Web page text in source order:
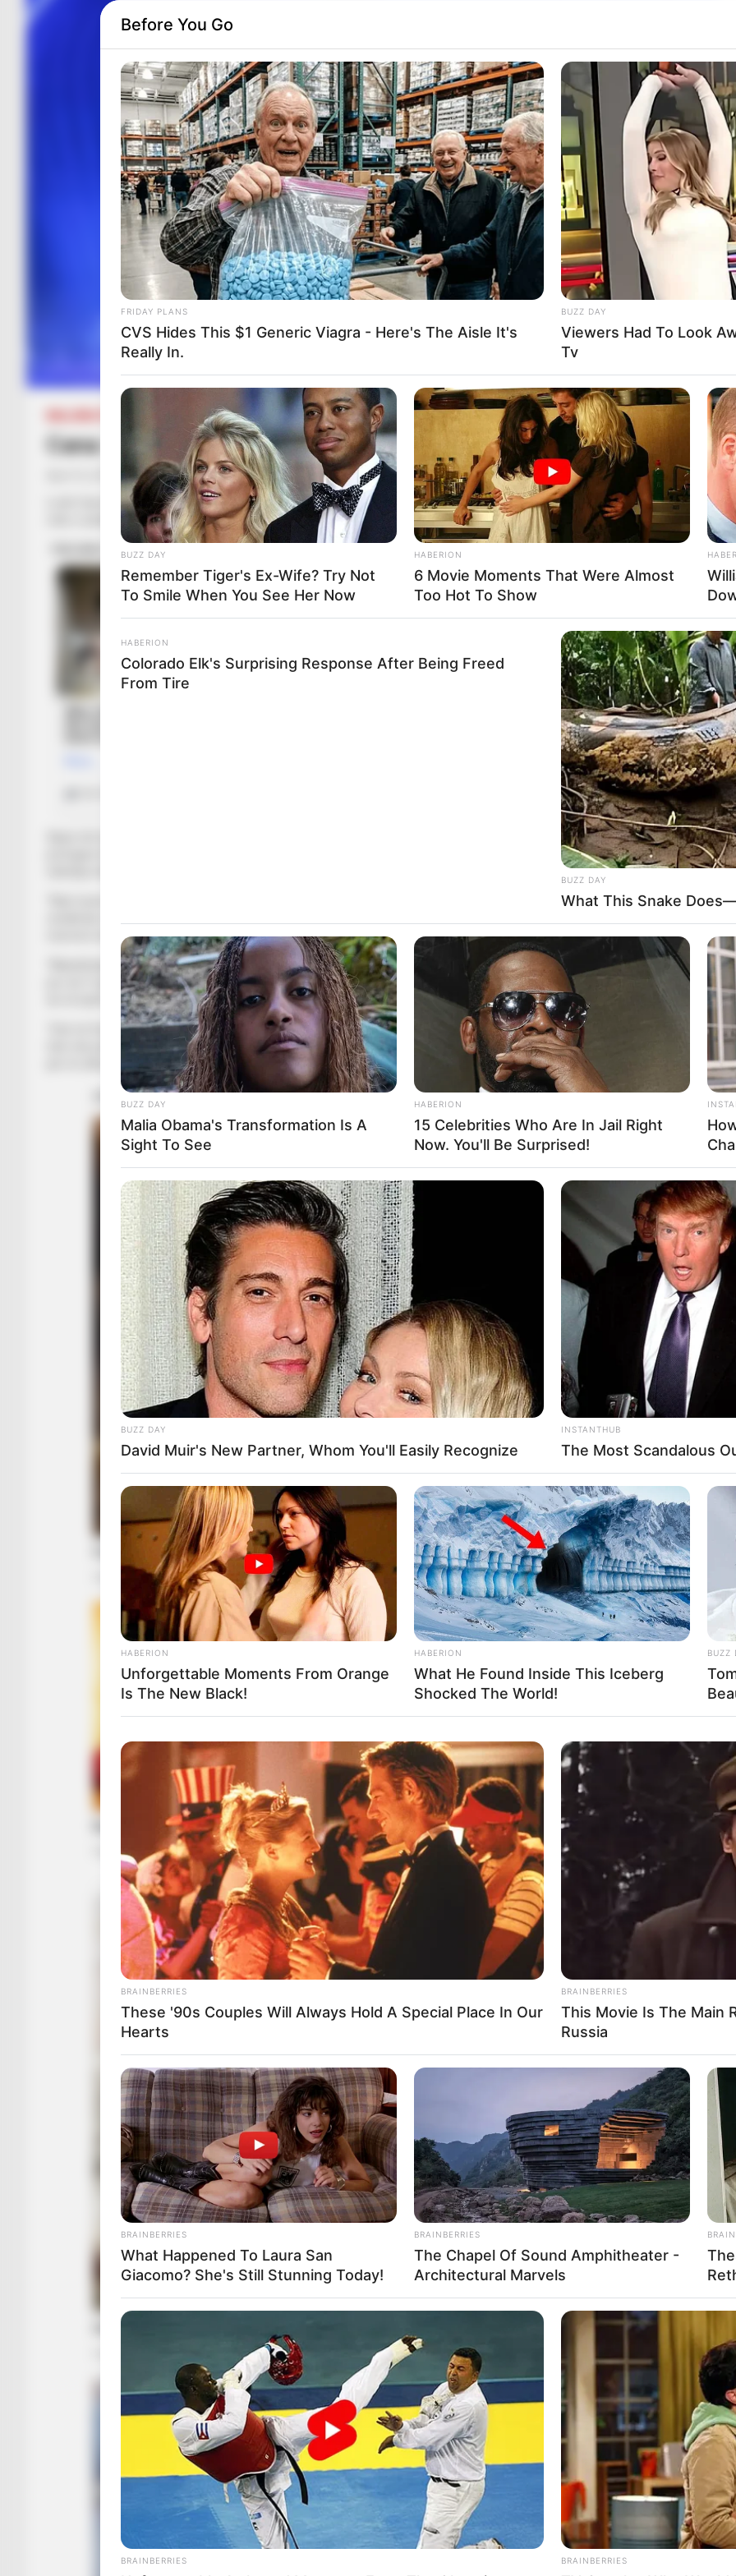
CHAMPIONS LEAGUE FUTBOLL BOTA KUPAT E EUROPËS
Cana: Ronaldo s’është dështim, Juventusi do t’ia dalë një ditë
Sport Ekspres
Lorik Cana ka komentuar eliminimin e Juventusit nga Ajaksi në televizionin “Vizion Plus ”, ku punon prej disa muajsh në
Sipas ish-kapitenit të kombëtares shqiptare transferimi i Ronaldos te Juventusi nuk mund të quhet dështim, pasi
portugezi ka shënuar shumë në Itali dhe ka treguar se di të bëjë diferencën në momente të rëndësishme siç ishte
“Nuk mund ta quajmë dështim transferimin e Ronaldos te Juventusi. Ka shënuar shumë gola në Itali, ndërsa ka qenë
merremi është gjendja e Juventusit në këto gjysmëfinale. Ana psikologjike e ekipit nuk ishte e duhura”.
“Mandzhukiç ishte një mungesë shumë e rëndësishme, Kielini gjithashtu. Nuk po them se Kielini do të ndryshonte lojën,
por do t’i jepte një zë në mbrojtje që do të dinte si t’i mblidhte lojtarët. Gjithsesi, mendoj se Juventusi në një ditë të mirë
do të luante shumë ndryshe nga sot”.
“Unë në Serie A kam mbërritur në vitin 2012. Pak vite më parë Juventusi ishte një klub që mezi kapte Champions-in. Në
tetë vite janë kthyer në super klub kjo është merita e presidentit Anjelit dhe sot ai mban përgjegjësitë. Morën Ronaldon
për të shkuar në katërshen e klubeve botërore. Në futboll ka dhe hapa fals, por jam i bindur se një ditë do t’ia dalin”.
Before You Go
FRIDAY PLANS
CVS Hides This $1 Generic Viagra - Here's The Aisle It's
Really In.
BUZZ DAY
Viewers Had To Look
Tv
BUZZ DAY
Remember Tiger's Ex-Wife? Try Not
To Smile When You See Her Now
HABERION
6 Movie Moments That Were Almost
Too Hot To Show
HABERION
Colorado Elk's Surprising Response After Being Freed
From Tire
BUZZ DAY
What This Snake
BUZZ DAY
Malia Obama's Transformation Is A
Sight To See
HABERION
15 Celebrities Who Are In Jail Right
Now. You'll Be Surprised!
BUZZ DAY
David Muir's New Partner, Whom You'll Easily Recognize
INSTANTHUB
The Most Scandalous
HABERION
Unforgettable Moments From Orange
Is The New Black!
HABERION
What He Found Inside This Iceberg
Shocked The World!
BUZZ
BRAINBERRIES
These '90s Couples Will Always Hold A Special Place In Our
Hearts
BRAINBERRIES
This Movie Is The Main
Russia
BRAINBERRIES
What Happened To Laura San
Giacomo? She's Still Stunning Today!
BRAINBERRIES
The Chapel Of Sound Amphitheater -
Architectural Marvels
BRAINBERRIES BRAINBERRIES